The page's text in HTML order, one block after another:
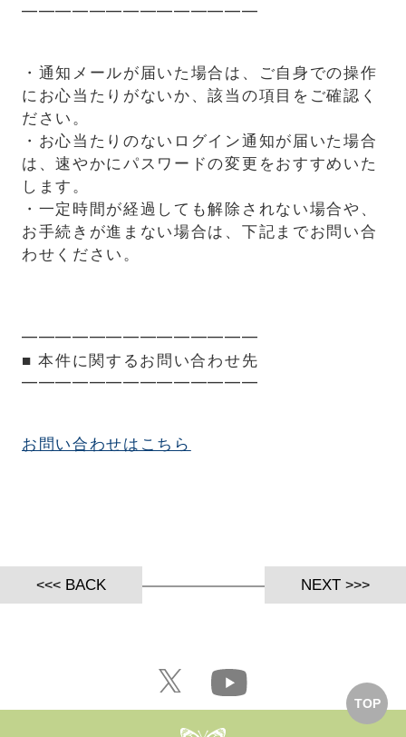
━━━━━━━━━━━━━━
・通知メールが届いた場合は、ご自身での操作
にお心当たりがないか、該当の項目をご確認く
ださい。
・お心当たりのないログイン通知が届いた場合
は、速やかにパスワードの変更をおすすめいた
します。
・一定時間が経過しても解除されない場合や、
お手続きが進まない場合は、下記までお問い合
わせください。
━━━━━━━━━━━━━━
■ 本件に関するお問い合わせ先
━━━━━━━━━━━━━━
お問い合わせはこちら
BACK NEXT
TOP